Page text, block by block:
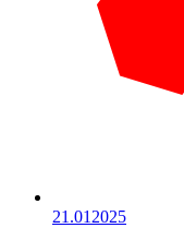
21.012025